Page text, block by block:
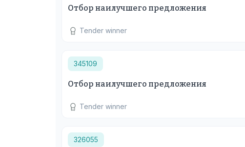
Отбор наилучшего предложения
Tender winner
345109
Отбор наилучшего предложения
Tender winner
326055